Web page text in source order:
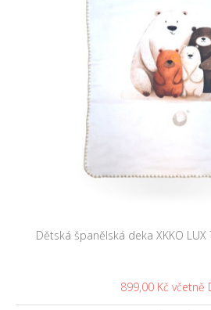
Dětská španělská deka XKKO
899,00 Kč